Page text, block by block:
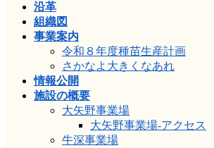
沿革
組織図
事業案内
令和８年度種苗生産計画
さかなよ大きくなあれ
情報公開
施設の概要
大矢野事業場
大矢野事業場-アクセス
牛深事業場